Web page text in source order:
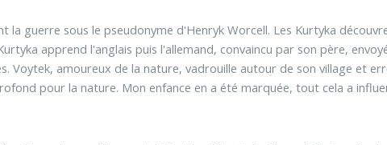
la guerre sous le pseudonyme d'Henryk Worcell. Les Kurtyka
apprend l'anglais puis l'allemand, convaincu par son père,
Voytek, amoureux de la nature, vadrouille autour de son village et
pour la nature. Mon enfance en a été marquée, tout cela a